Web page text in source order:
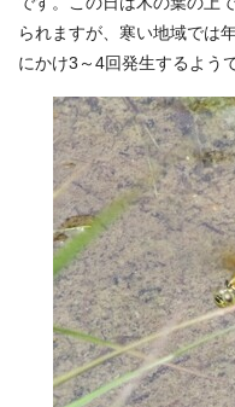
られますが、寒い地域では
にかけ3～4回発生するよう